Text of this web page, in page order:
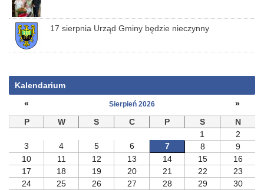
17 sierpnia Urząd Gminy będzie nieczynny
Kalendarium
«
Sierpień 2026
»
P
W S C P S
N
1
2
3
4 5 6 7 8
9
10
11 12 13 14 15
16
17
18 19 20 21 22
23
24
25 26 27 28 29
30